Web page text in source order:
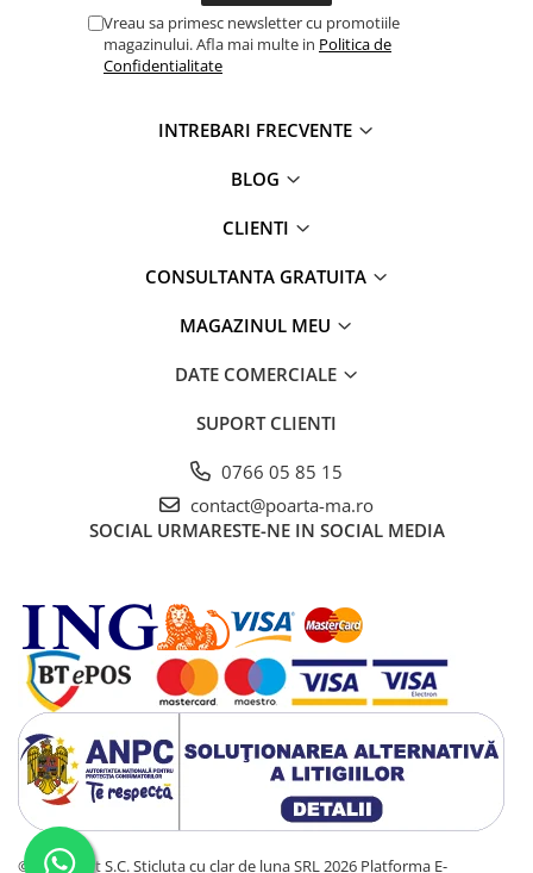
Vreau sa primesc newsletter cu promotiile
magazinului. Afla mai multe in Politica de
Confidentialitate
INTREBARI FRECVENTE
BLOG
CLIENTI
CONSULTANTA GRATUITA
MAGAZINUL MEU
DATE COMERCIALE
SUPORT CLIENTI
0766 05 85 15
contact@poarta-ma.ro
SOCIAL URMARESTE-NE IN SOCIAL MEDIA
©Copyright S.C. Sticluta cu clar de luna SRL 2026 Platforma E-